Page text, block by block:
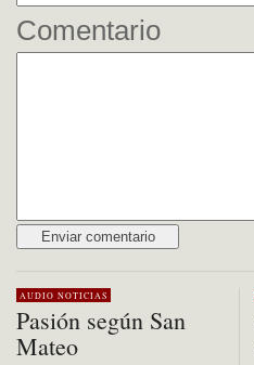
Comentario
AUDIO NOTICIAS
Pasión según San
Mateo